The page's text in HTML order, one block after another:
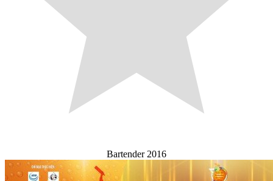
Bartender 2016